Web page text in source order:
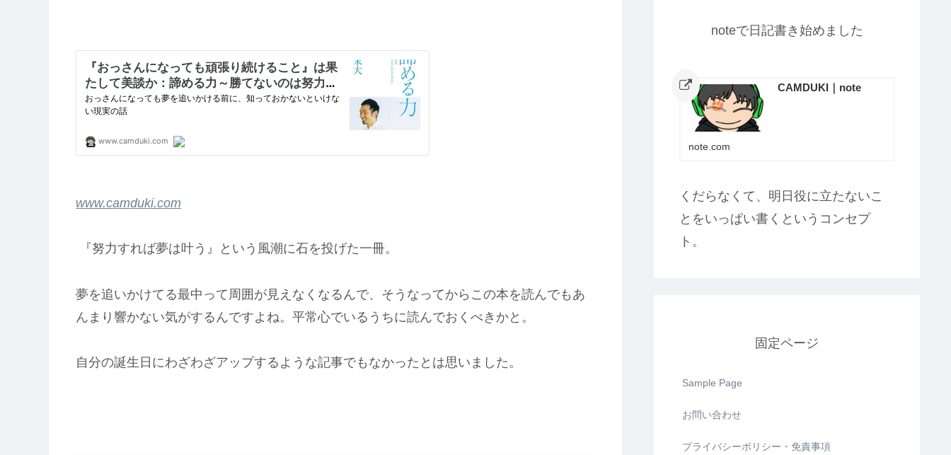
www.camduki.com
『努力すれば夢は叶う』という風潮に石を投げた一冊。
夢を追いかけてる最中って周囲が見えなくなるんで、そうなってからこの本を読んでもあ
んまり響かない気がするんですよね。平常心でいるうちに読んでおくべきかと。
自分の誕生日にわざわざアップするような記事でもなかったとは思いました。
noteで日記書き始めました
CAMDUKI｜note
note.com
くだらなくて、明日役に立たないこ
とをいっぱい書くというコンセプ
ト。
固定ページ
Sample Page
お問い合わせ
プライバシーポリシー・免責事項